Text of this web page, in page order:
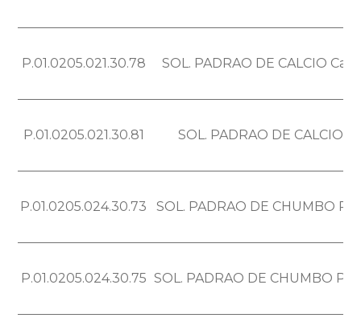
P.01.0205.021.30.78 SOL. PADRAO DE CALCIO Ca
P.01.0205.021.30.81 SOL. PADRAO DE CALCIO
P.01.0205.024.30.73 SOL. PADRAO DE CHUMBO Pb
P.01.0205.024.30.75 SOL. PADRAO DE CHUMBO Pb